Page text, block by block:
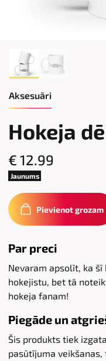
Aksesuāri
Hokeja
€ 12.99
Jaunums
Pievienot grozam
Par preci
Nevaram apsolīt, ka šī
hokejistu, bet tā
hokeja fanam!
Piegāde un
Šis produkts tiek
pasūtījuma